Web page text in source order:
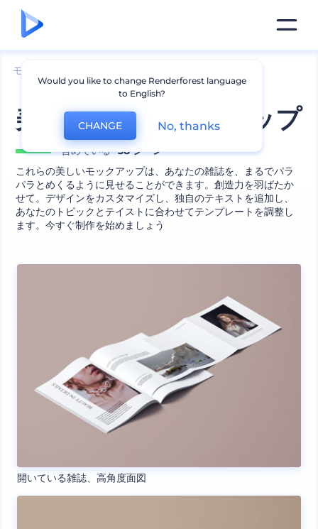
モックアップ
美的雑誌のモックアップ
含めている 38 シーン
これらの美しいモックアップは、あなたの雑誌を、まるでパラ
パラとめくるように見せることができます。創造力を羽ばたか
せて。デザインをカスタマイズし、独自のテキストを追加し、
あなたのトピックとテイストに合わせてテンプレートを調整し
ます。今すぐ制作を始めましょう
開いている雑誌、高角度面図
Would you like to change Renderforest language
to English?
CHANGE No, thanks